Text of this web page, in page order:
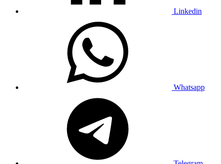
Linkedin
Whatsapp